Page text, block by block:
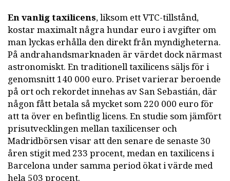
En vanlig taxilicens, liksom ett VTC-tillstånd,
kostar maximalt några hundar euro i avgifter om
man lyckas erhålla den direkt från myndigheterna.
På andrahandsmarknaden är värdet dock närmast
astronomiskt. En traditionell taxilicens säljs för i
genomsnitt 140 000 euro. Priset varierar beroende
på ort och rekordet innehas av San Sebastián, där
någon fått betala så mycket som 220 000 euro för
att ta över en befintlig licens. En studie som jämfört
prisutvecklingen mellan taxilicenser och
Madridbörsen visar att den senare de senaste 30
åren stigit med 233 procent, medan en taxilicens i
Barcelona under samma period ökat i värde med
hela 503 procent.